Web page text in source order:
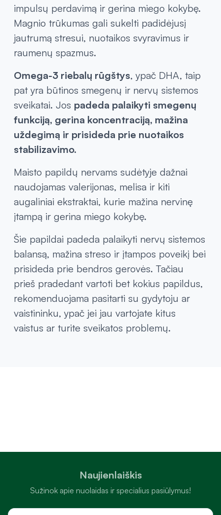
impulsų perdavimą ir gerina miego kokybę.
Magnio trūkumas gali sukelti padidėjusį
jautrumą stresui, nuotaikos svyravimus ir
raumenų spazmus.
Omega-3 riebalų rūgštys, ypač DHA, taip
pat yra būtinos smegenų ir nervų sistemos
sveikatai. Jos padeda palaikyti smegenų
funkciją, gerina koncentraciją, mažina
uždegimą ir prisideda prie nuotaikos
stabilizavimo.
Maisto papildų nervams sudėtyje dažnai
naudojamas valerijonas, melisa ir kiti
augaliniai ekstraktai, kurie mažina nervinę
įtampą ir gerina miego kokybę.
Šie papildai padeda palaikyti nervų sistemos
balansą, mažina streso ir įtampos poveikį bei
prisideda prie bendros gerovės. Tačiau
prieš pradedant vartoti bet kokius papildus,
rekomenduojama pasitarti su gydytoju ar
vaistininku, ypač jei jau vartojate kitus
vaistus ar turite sveikatos problemų.
Naujienlaiškis
Sužinok apie nuolaidas ir specialius pasiūlymus!